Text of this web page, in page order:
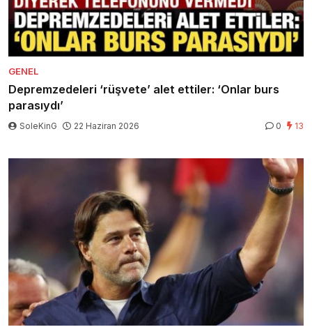
GENEL
Depremzedeleri ‘rüşvete’ alet ettiler: ‘Onlar burs
parasıydı’
SoleKinG 22 Haziran 2026 0 13